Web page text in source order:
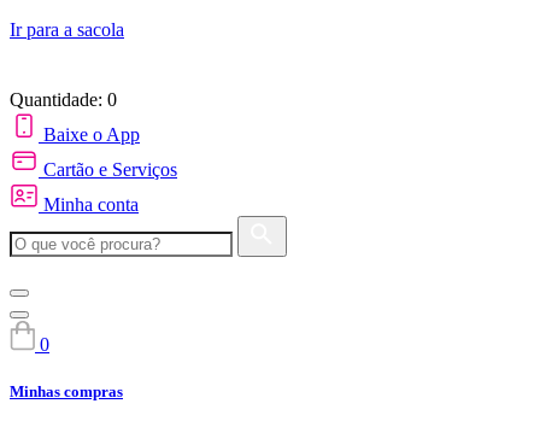
Ir para a sacola
Quantidade: 0
Baixe o App
Cartão e Serviços
Minha conta
0
Minhas compras